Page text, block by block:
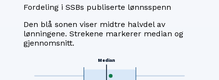
Fordeling i SSBs publiserte lønnsspenn
Den blå sonen viser midtre halvdel av
lønningene. Strekene markerer median og
gjennomsnitt.
Median